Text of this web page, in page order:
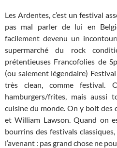
Les Ardentes, c’est un festival
pas mal parler de lui en
facilement devenu un
supermarché du rock
prétentieuses Francofolies de
(ou salement légendaire)
très clean, comme festival.
hamburgers/frites, mais aussi
cuisine du monde. On y boit des
et William Lawson. Quand on
bourrins des festivals classiques,
l’avenant : pas grand chose ne